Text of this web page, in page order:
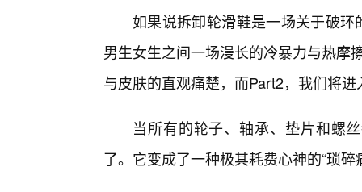
如果说拆卸轮滑鞋是一场关于破环
男生女生之间一场漫长的冷暴力与热摩
与皮肤的直观痛楚，而Part2，我们将
当所有的轮子、轴承、垫片和螺
了。它变成了一种极其耗费心神的“琐碎